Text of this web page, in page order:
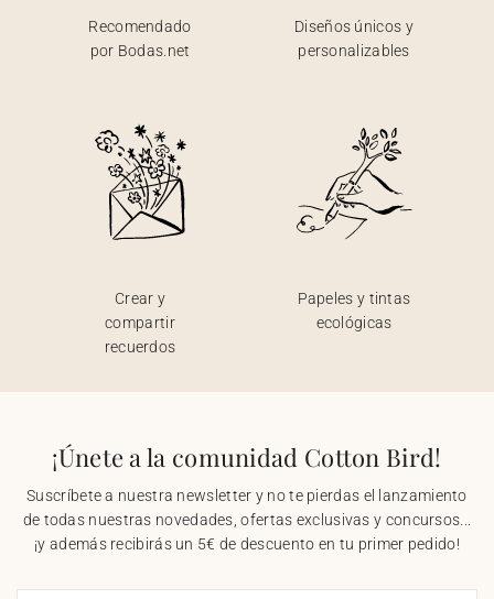
Recomendado
por Bodas.net
Diseños únicos y
personalizables
Crear y
compartir
recuerdos
Papeles y tintas
ecológicas
¡Únete a la comunidad Cotton Bird!
Suscríbete a nuestra newsletter y no te pierdas el lanzamiento
de todas nuestras novedades, ofertas exclusivas y concursos...
¡y además recibirás un 5€ de descuento en tu primer pedido!